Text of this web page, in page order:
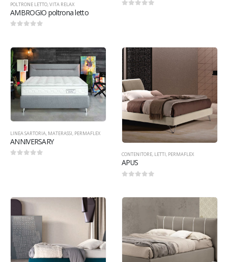
POLTRONE LETTO,VITA RELAX
AMBROGIO poltrona letto
LINEA SARTORIA, MATERASSI, PERMAFLEX
ANNIVERSARY
CONTENITORE, LETTI, PERMAFLEX
APUS